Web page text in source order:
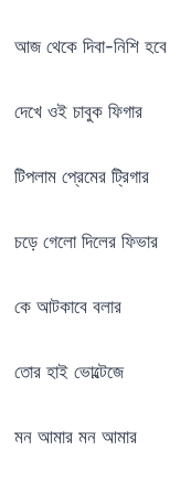
আজ থেকে দিবা-নিশি হবে
দেখে ওই চাবুক ফিগার
টিপলাম প্রেমের ট্রিগার
চড়ে গেলো দিলের ফিভার
কে আটকাবে বলার
তোর হাই ভোল্টেজে
মন আমার মন আমার